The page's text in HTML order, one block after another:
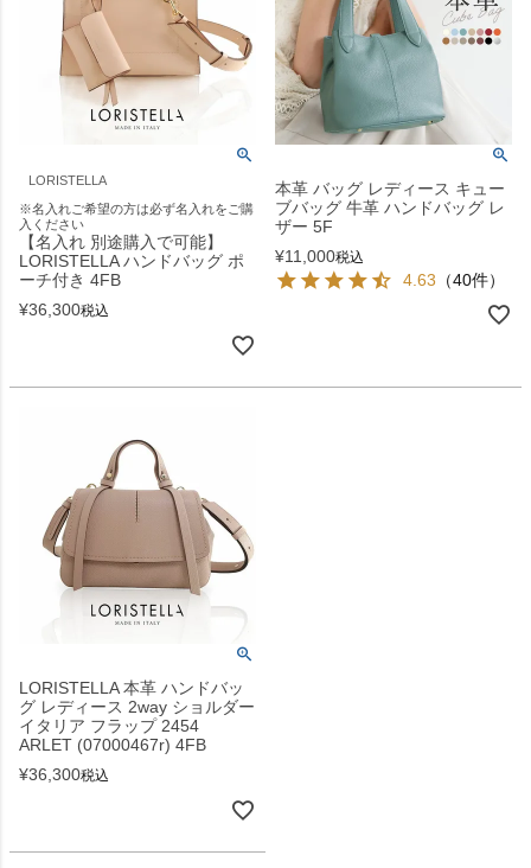
LORISTELLA
※名入れご希望の方は必ず名入れをご購
入ください
【名入れ 別途購入で可能】
LORISTELLA ハンドバッグ ポ
ーチ付き 4FB
¥36,300税込
本革 バッグ レディース キュー
ブバッグ 牛革 ハンドバッグ レ
ザー 5F
¥11,000税込
4.63 （40件）
LORISTELLA 本革 ハンドバッ
グ レディース 2way ショルダー
イタリア フラップ 2454
ARLET (07000467r) 4FB
¥36,300税込